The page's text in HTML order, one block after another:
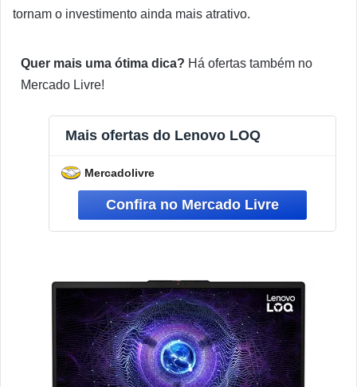
tornam o investimento ainda mais atrativo.
Quer mais uma ótima dica? Há ofertas também no
Mercado Livre!
Mais ofertas do Lenovo LOQ
Mercadolivre